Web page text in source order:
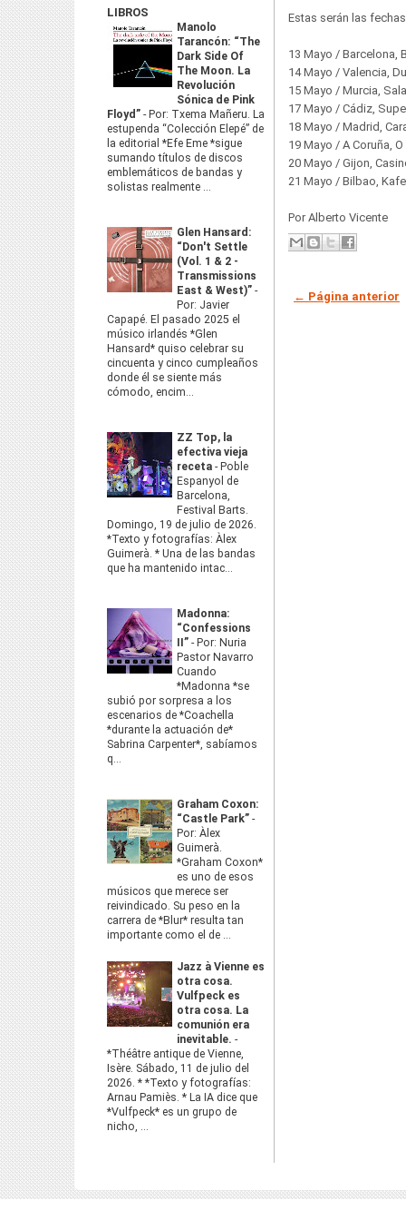
LIBROS
Manolo
Tarancón: “The
Dark Side Of
The Moon. La
Revolución
Sónica de Pink
Floyd” - Por: Txema Mañeru. La
estupenda “Colección Elepé” de
la editorial *Efe Eme *sigue
sumando títulos de discos
emblemáticos de bandas y
solistas realmente ...
Glen Hansard:
“Don't Settle
(Vol. 1 & 2 -
Transmissions
East & West)” -
Por: Javier
Capapé. El pasado 2025 el
músico irlandés *Glen
Hansard* quiso celebrar su
cincuenta y cinco cumpleaños
donde él se siente más
cómodo, encim...
ZZ Top, la
efectiva vieja
receta - Poble
Espanyol de
Barcelona,
Festival Barts.
Domingo, 19 de julio de 2026.
*Texto y fotografías: Àlex
Guimerà. * Una de las bandas
que ha mantenido intac...
Madonna:
“Confessions
II” - Por: Nuria
Pastor Navarro
Cuando
*Madonna *se
subió por sorpresa a los
escenarios de *Coachella
*durante la actuación de*
Sabrina Carpenter*, sabíamos
q...
Graham Coxon:
“Castle Park” -
Por: Àlex
Guimerà.
*Graham Coxon*
es uno de esos
músicos que merece ser
reivindicado. Su peso en la
carrera de *Blur* resulta tan
importante como el de ...
Jazz à Vienne es
otra cosa.
Vulfpeck es
otra cosa. La
comunión era
inevitable. -
*Théâtre antique de Vienne,
Isère. Sábado, 11 de julio del
2026. * *Texto y fotografías:
Arnau Pamiès. * La IA dice que
*Vulfpeck* es un grupo de
nicho, ...
Estas serán las
13 Mayo / Barcelona,
14 Mayo / Valencia,
15 Mayo / Murcia,
17 Mayo / Cádiz,
18 Mayo / Madrid,
19 Mayo / A Coruña,
20 Mayo / Gijon,
21 Mayo / Bilbao,
Por Alberto Vicente
← Página anterior